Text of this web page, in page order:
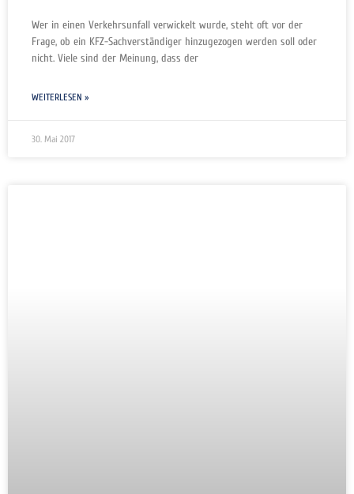
Wer in einen Verkehrsunfall verwickelt wurde, steht oft vor der
Frage, ob ein KFZ-Sachverständiger hinzugezogen werden soll oder
nicht. Viele sind der Meinung, dass der
WEITERLESEN »
30. Mai 2017